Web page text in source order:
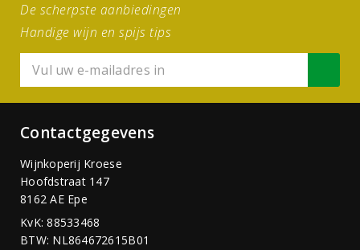
De scherpste aanbiedingen
Handige wijn en spijs tips
Contactgegevens
Wijnkoperij Kroese
Hoofdstraat 147
8162 AE Epe
KvK: 88533468
BTW: NL864672615B01